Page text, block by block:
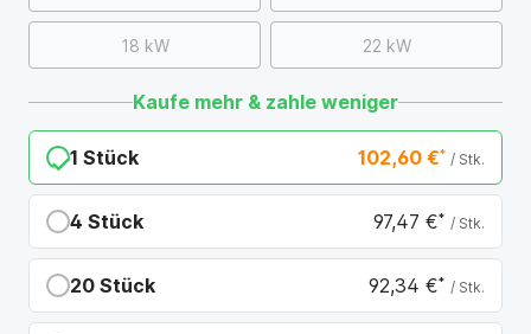
Kaufe mehr & zahle weniger
1 Stück 102,60 €* / Stk.
4 Stück 97,47 €* / Stk.
20 Stück 92,34 €* / Stk.
18 kW 22 kW